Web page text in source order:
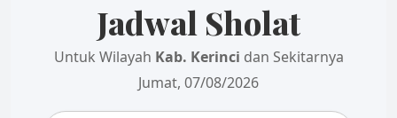
Jadwal Sholat
Untuk Wilayah Kab. Kerinci dan Sekitarnya
Jumat, 07/08/2026